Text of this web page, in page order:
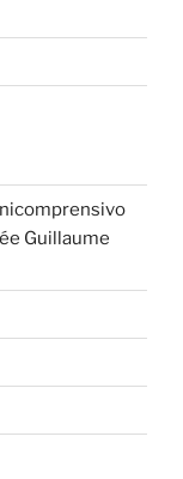
Guillaume